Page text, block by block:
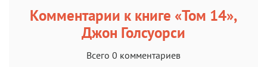
Комментарии к книге «Том 14»,
Джон Голсуорси
Всего 0 комментариев